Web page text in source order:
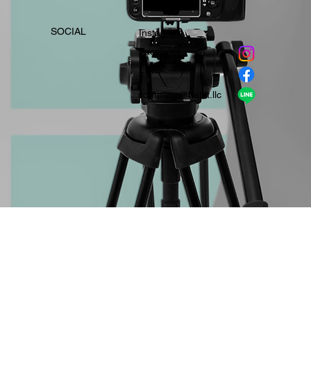
​SOCIAL
Instagram
​Facebook
company＠habit.llc